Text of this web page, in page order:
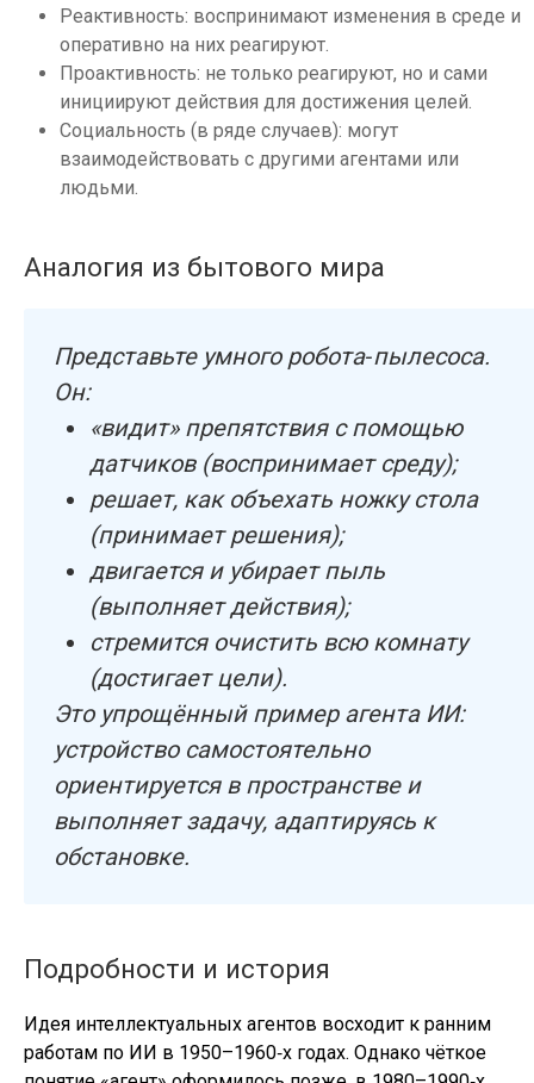
Реактивность: воспринимают изменения в среде и
оперативно на них реагируют.
Проактивность: не только реагируют, но и сами
инициируют действия для достижения целей.
Социальность (в ряде случаев): могут
взаимодействовать с другими агентами или
людьми.
Аналогия из бытового мира
Представьте умного робота‑пылесоса.
Он:
«видит» препятствия с помощью
датчиков (воспринимает среду);
решает, как объехать ножку стола
(принимает решения);
двигается и убирает пыль
(выполняет действия);
стремится очистить всю комнату
(достигает цели).
Это упрощённый пример агента ИИ:
устройство самостоятельно
ориентируется в пространстве и
выполняет задачу, адаптируясь к
обстановке.
Подробности и история
Идея интеллектуальных агентов восходит к ранним
работам по ИИ в 1950–1960‑х годах. Однако чёткое